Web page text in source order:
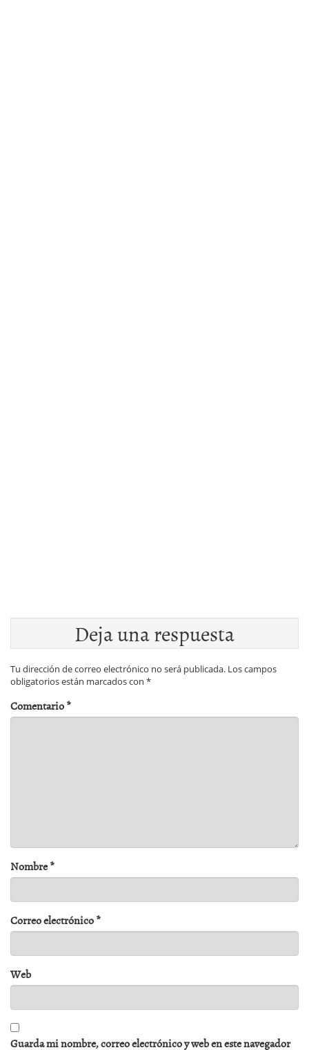
Deja una respuesta
Tu dirección de correo electrónico no será publicada. Los campos
obligatorios están marcados con *
Comentario*
Nombre*
Correo electrónico*
Web
Guarda mi nombre, correo electrónico y web en este navegador